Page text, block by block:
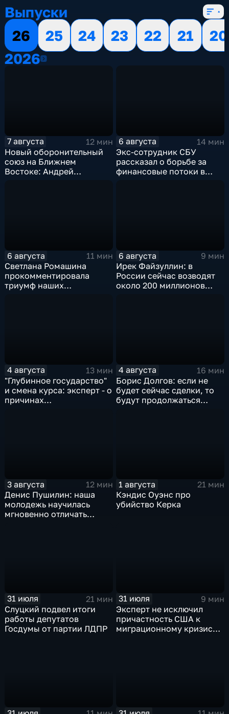
Выпуски
26
25 24 23 22 21
20
20262026
7 августа
12 мин
Новый оборонительный
союз на Ближнем
Востоке: Андрей
6 августа
14 мин
Экс-сотрудник СБУ
рассказал о борьбе за
финансовые потоки в
6 августа
11 мин
Светлана Ромашина
прокомментировала
триумф наших
6 августа
9 мин
Ирек Файзуллин: в
России сейчас возводят
около 200 миллионов
4 августа
13 мин
"Глубинное государство"
и смена курса: эксперт - о
причинах
4 августа
16 мин
Борис Долгов: если не
будет сейчас сделки, то
будут продолжаться
3 августа
12 мин
Денис Пушилин: наша
молодежь научилась
мгновенно отличать
1 августа
21 мин
Кэндис Оуэнс про
убийство Керка
31 июля
21 мин
Слуцкий подвел итоги
работы депутатов
Госдумы от партии ЛДПР
31 июля
9 мин
Эксперт не исключил
причастность США к
миграционному кризису в